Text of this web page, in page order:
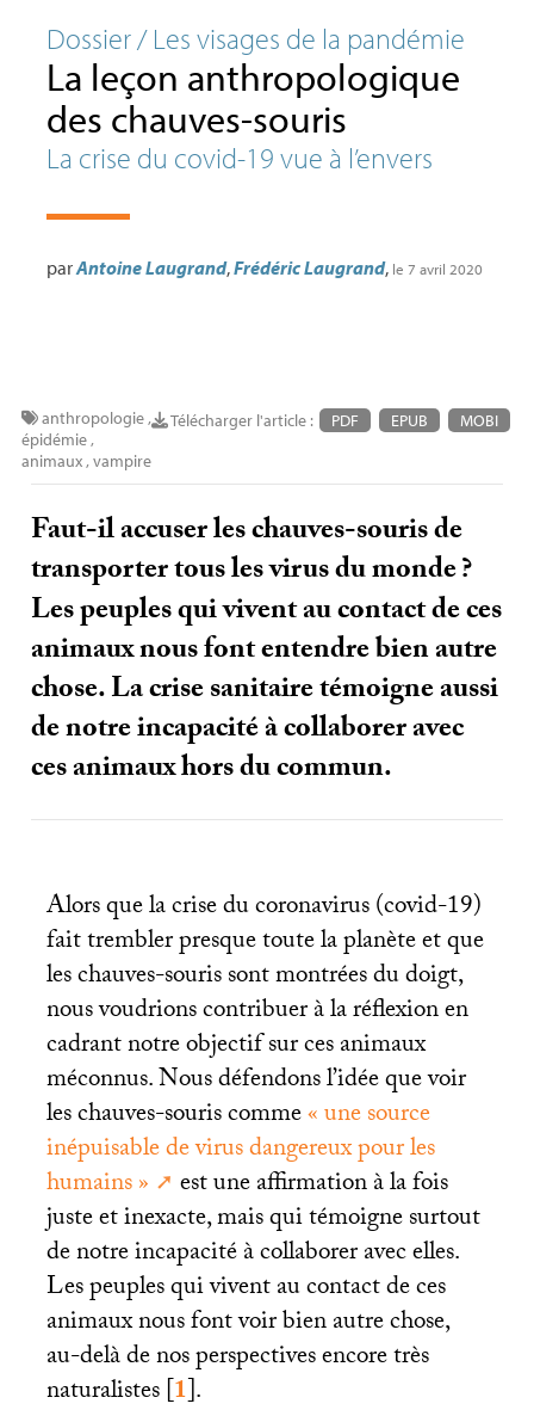
Dossier / Les visages de la pandémie
La leçon anthropologique
des chauves-souris
La crise du covid-19 vue à l’envers
parAntoine Laugrand,Frédéric Laugrand, le 7 avril 2020
Télécharger l'article : PDF EPUB MOBI
anthropologie,
épidémie,
animaux,vampire
Faut-il accuser les chauves-souris de
transporter tous les virus du monde?
Les peuples qui vivent au contact de ces
animaux nous font entendre bien autre
chose. La crise sanitaire témoigne aussi
de notre incapacité à collaborer avec
ces animaux hors du commun.
Alors que la crise du coronavirus (covid-19)
fait trembler presque toute la planète et que
les chauves-souris sont montrées du doigt,
nous voudrions contribuer à la réflexion en
cadrant notre objectif sur ces animaux
méconnus. Nous défendons l’idée que voir
les chauves-souris comme«une source
inépuisable de virus dangereux pour les
humains»
est une affirmation à la fois
juste et inexacte, mais qui témoigne surtout
de notre incapacité à collaborer avec elles.
Les peuples qui vivent au contact de ces
animaux nous font voir bien autre chose,
au-delà de nos perspectives encore très
naturalistes[1].